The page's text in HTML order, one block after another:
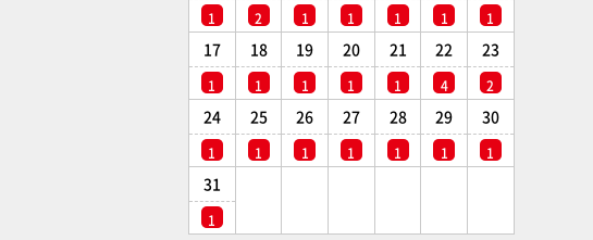
1 2 1 1 1 1 1
17
1
18
1
19
1
20
1
21
1
22
4
23
2
24
1
25
1
26
1
27
1
28
1
29
1
30
1
31
1